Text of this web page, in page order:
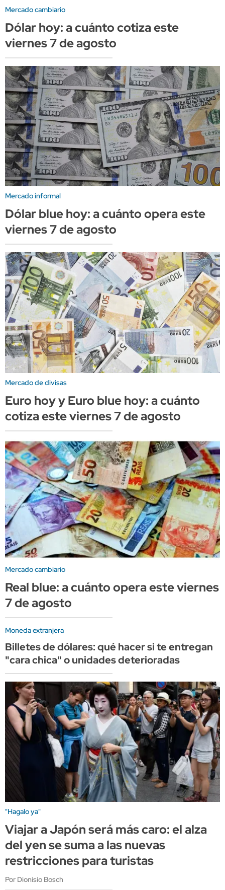
Mercado cambiario
Dólar hoy: a cuánto cotiza este
viernes 7 de agosto
Mercado informal
Dólar blue hoy: a cuánto opera este
viernes 7 de agosto
Mercado de divisas
Euro hoy y Euro blue hoy: a cuánto
cotiza este viernes 7 de agosto
Mercado cambiario
Real blue: a cuánto opera este viernes
7 de agosto
Moneda extranjera
Billetes de dólares: qué hacer si te entregan
"cara chica" o unidades deterioradas
"Hagalo ya"
Viajar a Japón será más caro: el alza
del yen se suma a las nuevas
restricciones para turistas
Por Dionisio Bosch